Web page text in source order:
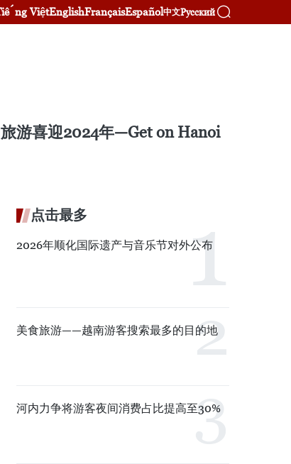
ViệtEnglishFrançaisEspañol中文Русский
游喜迎2024年—Get on Hanoi
点击最多
2026年顺化国际遗产与音乐节对外公布
美食旅游——越南游客搜索最多的目的地
河内力争将游客夜间消费占比提高至30%